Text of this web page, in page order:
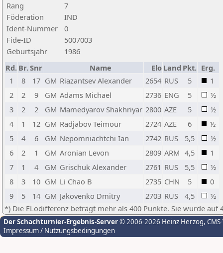
Rang
7
Föderation
IND
Ident-Nummer
0
Fide-ID
5007003
Geburtsjahr
1986
Rd. Br.Snr Name Elo Land Pkt. Erg.
1
8 17 GM Riazantsev Alexander 2654 RUS 5
1
2
2 9 GM Adams Michael 2736 ENG 5
½
3
2 2 GM Mamedyarov Shakhriyar 2800 AZE 5
½
4
1 12 GM Radjabov Teimour 2724 AZE 6
½
5
4 6 GM Nepomniachtchi Ian 2742 RUS 5,5
½
6
2 1 GM Aronian Levon 2809 ARM 4,5
1
7
1 4 GM Grischuk Alexander 2761 RUS 5,5
½
8
3 10 GM Li Chao B 2735 CHN 5
0
9
5 14 GM Jakovenko Dmitry 2703 RUS 4,5
½
*) Die ELodifferenz beträgt mehr als 400 Punkte. Sie wurde auf
Der Schachturnier-Ergebnis-Server© 2006-2026 Heinz Herzog,
Impressum / Nutzungsbedingungen